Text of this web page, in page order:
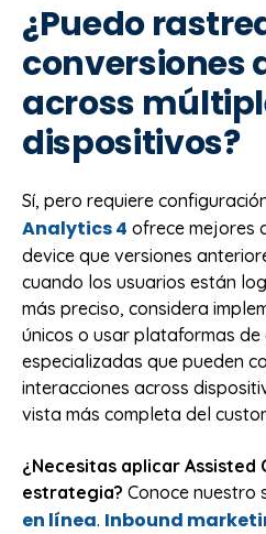
¿Puedo
conversiones
across
dispositivos?
Sí, pero requiere
Analytics 4 ofrece mejores
device que versiones
cuando los usuarios están
más preciso, considera
únicos o usar plataformas de
especializadas que pueden
interacciones across
vista más completa del
¿Necesitas aplicar Assisted
estrategia? Conoce nuestro
en línea. Inbound